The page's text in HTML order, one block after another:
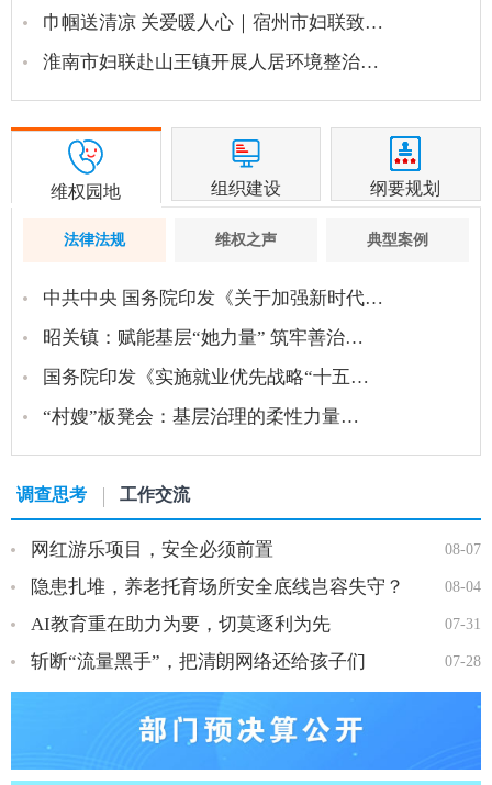
巾帼送清凉 关爱暖人心｜宿州市妇联致…
淮南市妇联赴山王镇开展人居环境整治…
维权园地 组织建设 纲要规划
法律法规 维权之声 典型案例
中共中央 国务院印发《关于加强新时代…
昭关镇：赋能基层“她力量” 筑牢善治…
国务院印发《实施就业优先战略“十五…
“村嫂”板凳会：基层治理的柔性力量…
调查思考 工作交流
08-07
网红游乐项目，安全必须前置
08-04
隐患扎堆，养老托育场所安全底线岂容失守？
07-31
AI教育重在助力为要，切莫逐利为先
07-28
斩断“流量黑手”，把清朗网络还给孩子们